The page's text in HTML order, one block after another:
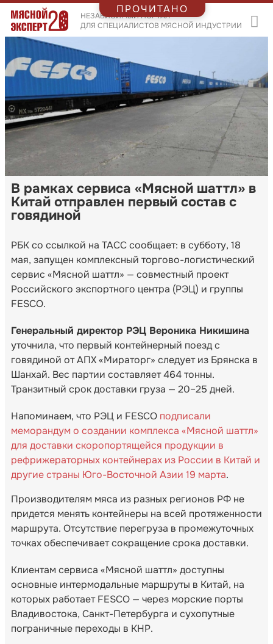
НЕЗАВИСИМЫЙ ПОРТАЛ
ДЛЯ СПЕЦИАЛИСТОВ МЯСНОЙ ИНДУСТРИИ
В рамках сервиса «Мясной шаттл» в
Китай отправлен первый состав с
говядиной
РБК со ссылкой на ТАСС сообщает: в субботу, 18
мая, запущен комплексный торгово-логистический
сервис «Мясной шаттл» — совместный проект
Российского экспортного центра (РЭЦ) и группы
FESCO.
Генеральный директор РЭЦ Вероника Никишина
уточнила, что первый контейнерный поезд с
говядиной от АПХ «Мираторг» следует из Брянска в
Шанхай. Вес партии составляет 464 тонны.
Транзитный срок доставки груза — 20–25 дней.
Напоминаем, что РЭЦ и FESCO подписали
меморандум о создании комплекса «Мясной шаттл»
для доставки скоропортящейся продукции в
рефрижераторных контейнерах из России в Китай и
другие страны Юго-Восточной Азии 19 марта.
Производителям мяса из разных регионов РФ не
придется менять контейнеры на всей протяженности
маршрута. Отсутствие перегруза в промежуточных
точках обеспечивает сокращение срока доставки.
Клиентам сервиса «Мясной шаттл» доступны
основные интермодальные маршруты в Китай, на
которых работает FESCO — через морские порты
Владивостока, Санкт-Петербурга и сухопутные
пограничные переходы в КНР.
ПРОЧИТАНО